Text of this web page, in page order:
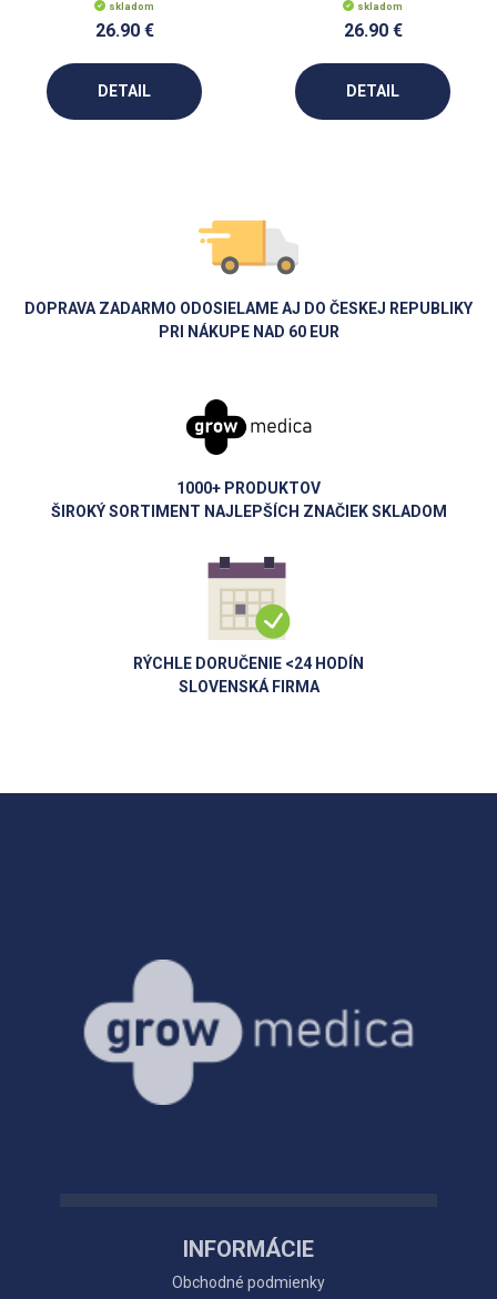
skladom
26.90 €
DETAIL
skladom
26.90 €
DETAIL
DOPRAVA ZADARMO ODOSIELAME AJ DO ČESKEJ REPUBLIKY
PRI NÁKUPE NAD 60 EUR
1000+ PRODUKTOV
ŠIROKÝ SORTIMENT NAJLEPŠÍCH ZNAČIEK SKLADOM
RÝCHLE DORUČENIE <24 HODÍN
SLOVENSKÁ FIRMA
INFORMÁCIE
Obchodné podmienky